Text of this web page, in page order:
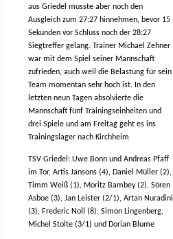
aus Griedel musste aber noch den
Ausgleich zum 27:27 hinnehmen, bevor 15
Sekunden vor Schluss noch der 28:27
Siegtreffer gelang. Trainer Michael Zehner
war mit dem Spiel seiner Mannschaft
zufrieden, auch weil die Belastung für sein
Team momentan sehr hoch ist. In den
letzten neun Tagen absolvierte die
Mannschaft fünf Trainingseinheiten und
drei Spiele und am Freitag geht es ins
Trainingslager nach Kirchheim
TSV Griedel: Uwe Bonn und Andreas Pfaff
im Tor, Artis Jansons (4), Daniel Müller (2),
Timm Weiß (1), Moritz Bambey (2), Sören
Asboe (3), Jan Leister (2/1), Artan Nuradini
(3), Frederic Noll (8), Simon Lingenberg,
Michel Stolte (3/1) und Dorian Blume